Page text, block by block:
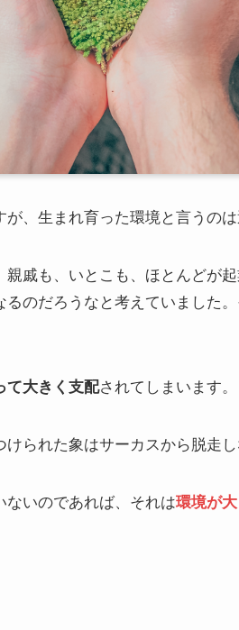
、生まれ育った環境と言うのは
戚も、いとこも、ほとんどが
のだろうなと考えていました
て大きく支配されてしまいます。
られた象はサーカスから脱走
ないのであれば、それは環境が